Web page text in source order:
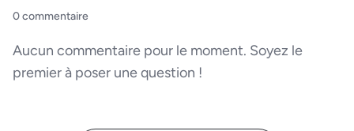
0 commentaire
Aucun commentaire pour le moment. Soyez le
premier à poser une question !